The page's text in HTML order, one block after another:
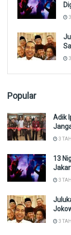
Popular
Adik
3
13
3
3